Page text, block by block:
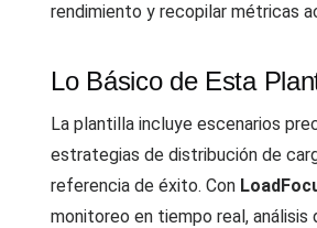
rendimiento y recopilar métricas
Lo Básico de Esta
La plantilla incluye escenarios
estrategias de distribución de
referencia de éxito. Con
monitoreo en tiempo real, análisis